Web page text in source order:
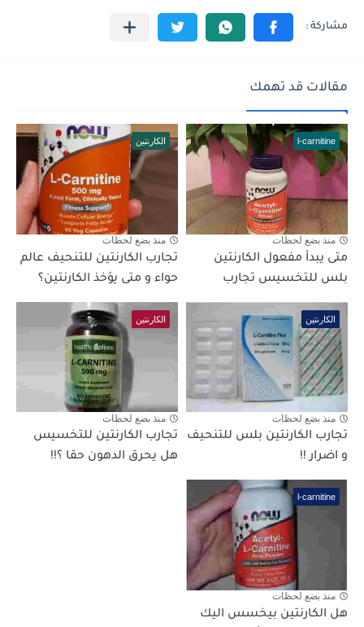
مقالات قد تهمك
l-carnitine
منذ بضع لحظات
متى يبدأ مفعول الكارنتين
بلس للتخسيس تجارب
الكارنتين
منذ بضع لحظات
تجارب الكارنتين للتنحيف عالم
حواء و متى يؤخذ الكارنتين؟
الكارنتين
منذ بضع لحظات
تجارب الكارنتين بلس للتنحيف
و اضرار !!
الكارنتين
منذ بضع لحظات
تجارب الكارنتين للتخسيس
هل يحرق الدهون حقا ؟!!
l-carnitine
منذ بضع لحظات
هل الكارنتين بيخسس اليك